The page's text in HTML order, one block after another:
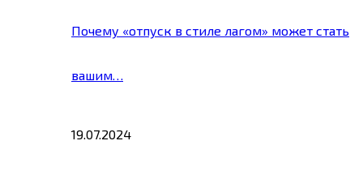
Почему «отпуск в стиле лагом» может стать
вашим…
19.07.2024